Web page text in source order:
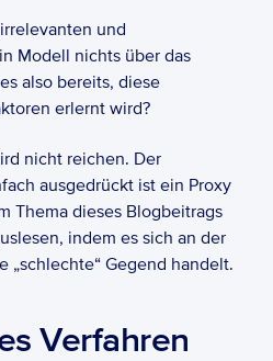
und
Modell nichts über das
also bereits, diese
erlernt wird?
nicht reichen. Der
ausgedrückt ist ein Proxy
Thema dieses Blogbeitrags
indem es sich an der
„schlechte“ Gegend handelt.
Verfahren